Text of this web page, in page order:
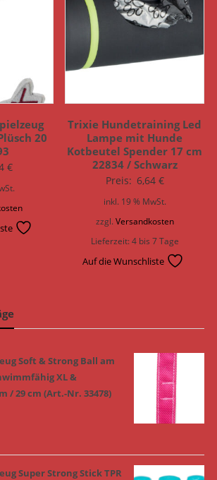
20
€
Trixie Hundetraining Led
Lampe mit Hunde
Kotbeutel Spender 17 cm
22834 / Schwarz
Preis: 6,64 €
inkl. 19 % MwSt.
zzgl. Versandkosten
Lieferzeit:4 bis 7 Tage
Auf die Wunschliste
Soft & Strong Ball am
XL &
/ 29 cm (Art.-Nr. 33478)
Super Strong Stick TPR